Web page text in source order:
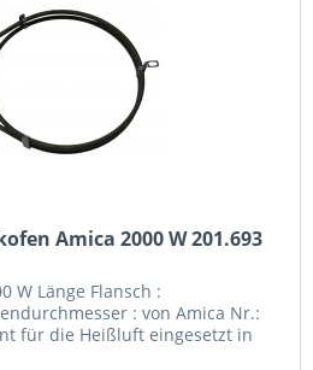
Amica 2000 W 201.693
W Länge Flansch :
: von Amica Nr.:
für die Heißluft eingesetzt in